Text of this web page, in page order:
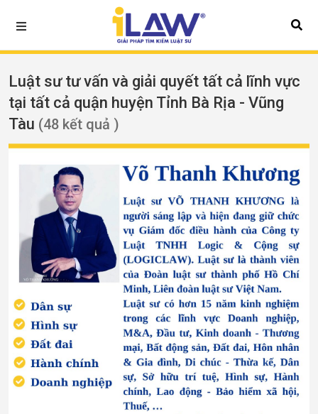
Luật sư tư vấn và giải quyết tất cả lĩnh vực
tại tất cả quận huyện Tỉnh Bà Rịa - Vũng
Tàu (48 kết quả )